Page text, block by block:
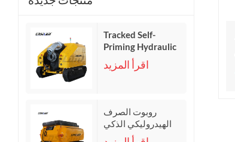
Tracked Self-
Priming Hydraulic
Drainage Robot
اقرأ المزيد
روبوت الصرف
الهيدروليكي الذكي